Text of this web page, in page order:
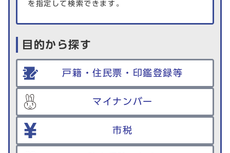
を指定して検索できます。
目的から探す
戸籍・住民票・印鑑登録等
マイナンバー
市税